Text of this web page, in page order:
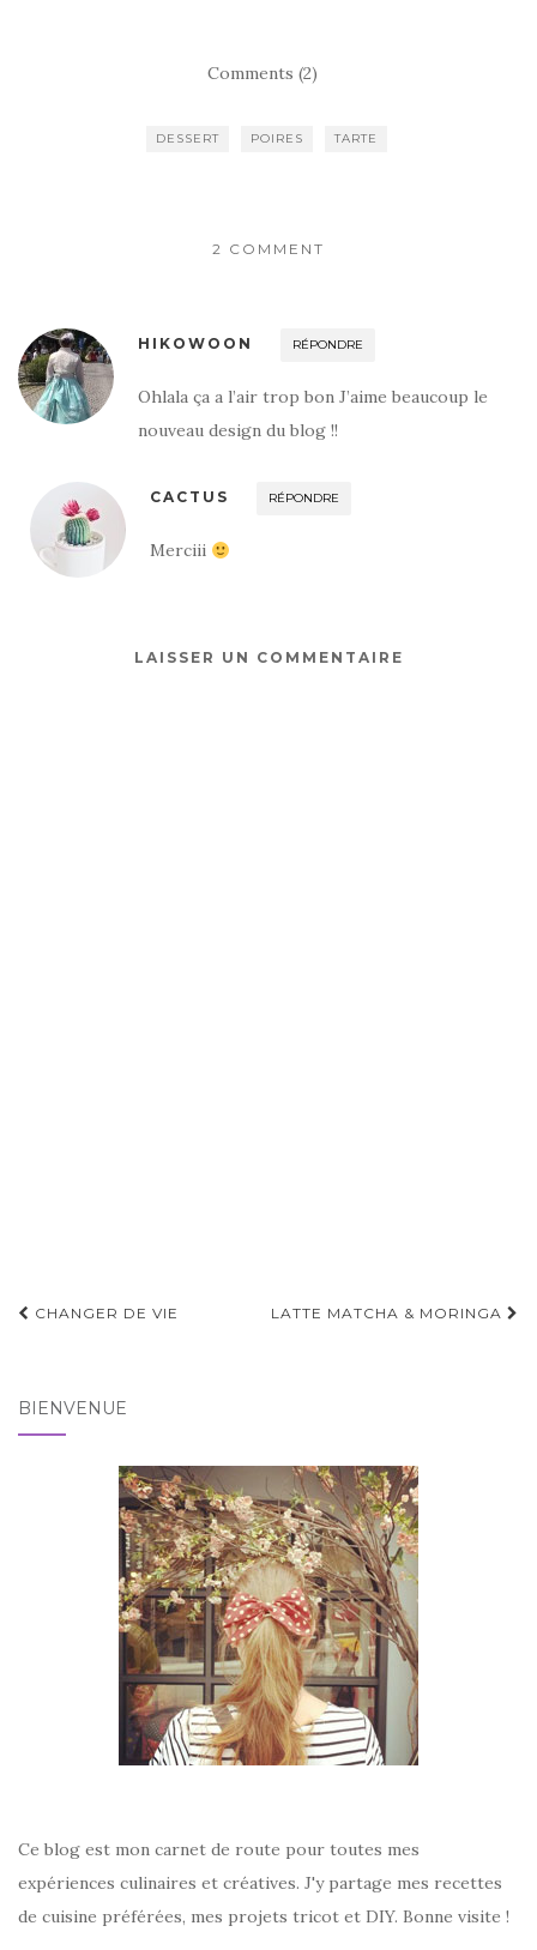
Comments (2)
DESSERT POIRES TARTE
2 COMMENT
HIKOWOON RÉPONDRE
Ohlala ça a l’air trop bon J’aime beaucoup le
nouveau design du blog !!
CACTUS RÉPONDRE
Merciii
LAISSER UN COMMENTAIRE
Pagination
CHANGER DE VIE LATTE MATCHA & MORINGA
BIENVENUE
Ce blog est mon carnet de route pour toutes mes
expériences culinaires et créatives. J'y partage mes recettes
de cuisine préférées, mes projets tricot et DIY. Bonne visite !